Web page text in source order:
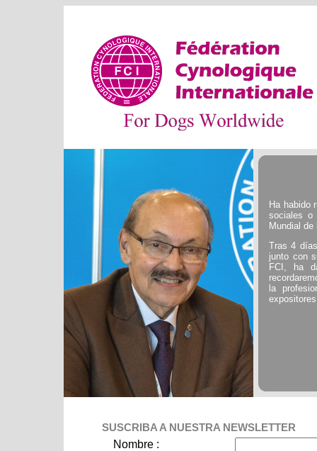
Ha habido
sociales o
Mundial
Tras 4
junto con
FCI, ha
la
SUSCRIBA A NUESTRA NEWSLETTER
Nombre :